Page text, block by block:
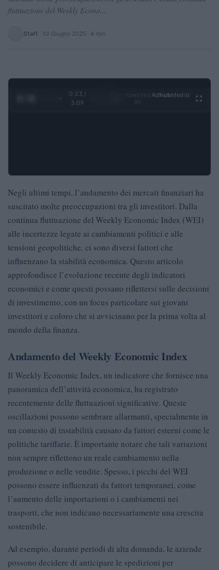
fluttuazione del Weekly Econo...
Staff · 10 Giugno 2025 · 4 min
0:24 /
3:09
Ad hubMedia
Negli ultimi tempi, l’andamento dei mercati finanziari ha
suscitato molte preoccupazioni tra gli investitori. Dalla
continua fluttuazione del Weekly Economic Index (WEI)
alle incertezze legate ai cambiamenti politici e alle
tensioni geopolitiche, ci sono diversi fattori che
influenzano la stabilità economica. Questo articolo
approfondisce l’evoluzione recente degli indicatori
economici e come questi possano riflettersi sulle decisioni
di investimento, con un focus particolare sui giovani
investitori e coloro che si avvicinano per la prima volta al
mondo della finanza.
Andamento del Weekly Economic Index
Il Weekly Economic Index, un indicatore che fornisce una
panoramica dell’attività economica, ha registrato
recentemente delle fluttuazioni significative. Queste
oscillazioni possono sembrare allarmanti, specialmente in
un contesto di instabilità causato da fattori esterni come le
politiche tariffarie. È importante notare che tali variazioni
non sempre riflettono un reale cambiamento nella
produzione o nelle vendite. Spesso, i picchi del WEI
possono essere influenzati da fattori temporanei, come
l’aumento delle importazioni o i cambiamenti nei
trasporti, che non indicano necessariamente una crescita
sostenibile.
Ad esempio, durante periodi di alta domanda, le aziende
possono decidere di anticipare le spedizioni per